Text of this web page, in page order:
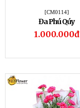
[CM0114]
Đa Phú Qúy
1.000.000đ